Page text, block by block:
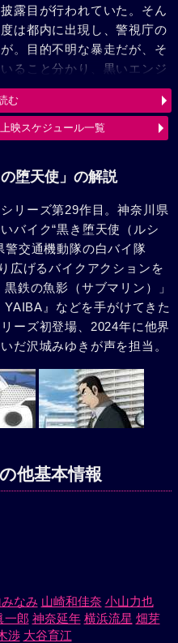
露目が行われていた。そん
は都内に出現し、警視庁の
。目的不明な暴走だが、そ
ること分かり、黒いエンジ
続ける。弟の萩原研二（声:
平（声:神奈延年）との記憶
エンジェル）VS 黒き堕天
む
上映スケジュール一覧
堕天使」の解説
リーズ第29作目。神奈川県
バイク“黒き堕天使（ルシ
警交通機動隊の白バイ隊
広げるバイクアクションを
鉄の魚影（サブマリン）」
』などを手がけてきた
ーズ初登場、2024年に他界
だ沢城みゆきが声を担当。
他基本情報
なみ 山崎和佳奈 小山力也
一郎 神奈延年 横浜流星 畑芽
渉 大谷育江